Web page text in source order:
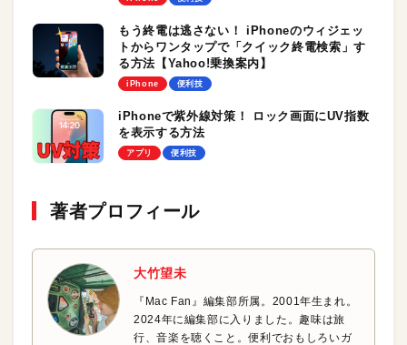
もう終電は逃さない！ iPhoneのウィジェッ
トからワンタップで「クイック終電検索」す
る方法【Yahoo!乗換案内】
iPhone 便利技
iPhoneで紫外線対策！ ロック画面にUV指数
を表示する方法
アプリ 便利技
著者プロフィール
大竹望未
『Mac Fan』編集部所属。2001年生まれ。
2024年に編集部に入りました。趣味は旅
行、音楽を聴くこと。便利でおもしろいガ